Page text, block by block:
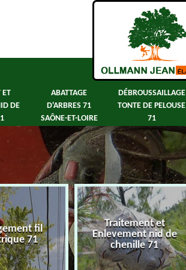
ET
DE
ABATTAGE
D'ARBRES 71
SAÔNE-ET-LOIRE
DÉBROUSSAILLAGE
TONTE DE PELOUSE
71
fil
71
Traitement et
Enlevement nid de
chenille 71